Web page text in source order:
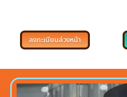
ลงทะเบียนล่วงหน้า